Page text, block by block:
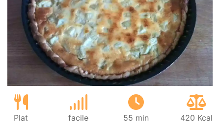
Plat facile 55 min 420 Kcal